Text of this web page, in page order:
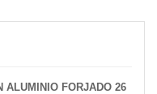
ALUMINIO FORJADO 26